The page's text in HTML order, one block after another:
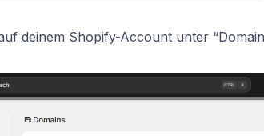
deinem Shopify-Account unter